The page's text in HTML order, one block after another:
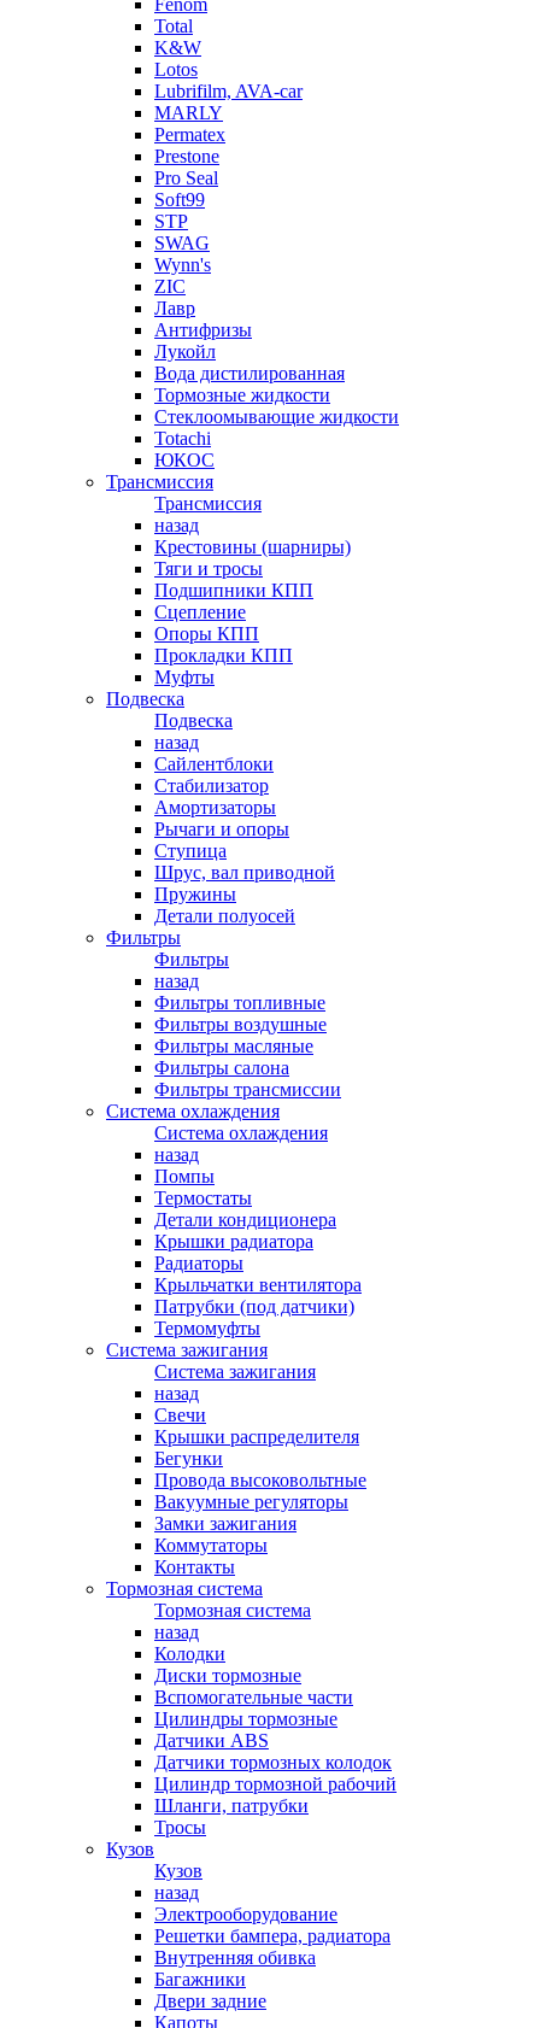
Fenom
Total
K&W
Lotos
Lubrifilm, AVA-car
MARLY
Permatex
Prestone
Pro Seal
Soft99
STP
SWAG
Wynn's
ZIC
Лавр
Антифризы
Лукойл
Вода дистилированная
Тормозные жидкости
Стеклоомывающие жидкости
Totachi
ЮКОС
Трансмиссия
Трансмиссия
назад
Крестовины (шарниры)
Тяги и тросы
Подшипники КПП
Сцепление
Опоры КПП
Прокладки КПП
Муфты
Подвеска
Подвеска
назад
Сайлентблоки
Стабилизатор
Амортизаторы
Рычаги и опоры
Ступица
Шрус, вал приводной
Пружины
Детали полуосей
Фильтры
Фильтры
назад
Фильтры топливные
Фильтры воздушные
Фильтры масляные
Фильтры салона
Фильтры трансмиссии
Система охлаждения
Система охлаждения
назад
Помпы
Термостаты
Детали кондиционера
Крышки радиатора
Радиаторы
Крыльчатки вентилятора
Патрубки (под датчики)
Термомуфты
Система зажигания
Система зажигания
назад
Свечи
Крышки распределителя
Бегунки
Провода высоковольтные
Вакуумные регуляторы
Замки зажигания
Коммутаторы
Контакты
Тормозная система
Тормозная система
назад
Колодки
Диски тормозные
Вспомогательные части
Цилиндры тормозные
Датчики ABS
Датчики тормозных колодок
Цилиндр тормозной рабочий
Шланги, патрубки
Тросы
Кузов
Кузов
назад
Электрооборудование
Решетки бампера, радиатора
Внутренняя обивка
Багажники
Двери задние
Капоты